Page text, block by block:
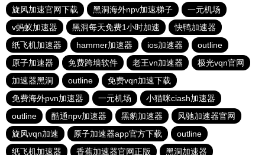
旋风加速官网下载
黑洞海外npv加速梯子
一元机场
v蚂蚁加速器
黑洞每天免费1小时加速
快鸭加速器
纸飞机加速器
hammer加速器 ios加速器
outline
原子加速器
免费跨墙软件 老王vn加速器
极光vqn官网
加速器黑洞
outline
免费vqn加速下载
免费海外pvn加速器
一元机场
小猫咪ciash加速器
outline
酷通npv加速器 黑豹加速器
风驰加速器官网
旋风vqn加速
原子加速器app官方下载
outline
纸飞机加速器
香蕉加速器官网正版 黑洞加速器